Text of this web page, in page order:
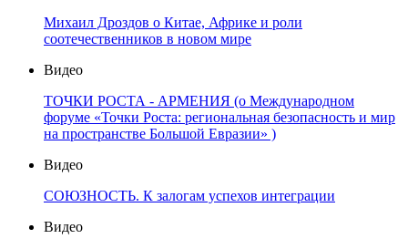
Михаил Дроздов о Китае, Африке и роли
соотечественников в новом мире
Видео
ТОЧКИ РОСТА - АРМЕНИЯ (о Международном
форуме «Точки Роста: региональная безопасность и мир
на пространстве Большой Евразии» )
Видео
СОЮЗНОСТЬ. К залогам успехов интеграции
Видео